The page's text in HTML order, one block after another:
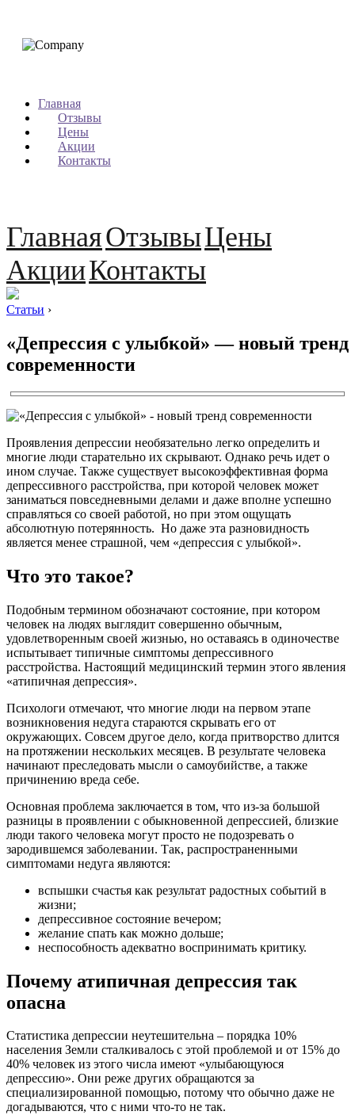
Главная
Отзывы
Цены
Акции
Контакты
ГлавнаяОтзывыЦены
АкцииКонтакты
Статьи ›
«Депрессия с улыбкой» — новый тренд
современности
Проявления депрессии необязательно легко определить и
многие люди старательно их скрывают. Однако речь идет о
ином случае. Также существует высокоэффективная форма
депрессивного расстройства, при которой человек может
заниматься повседневными делами и даже вполне успешно
справляться со своей работой, но при этом ощущать
абсолютную потерянность. Но даже эта разновидность
является менее страшной, чем «депрессия с улыбкой».
Что это такое?
Подобным термином обозначают состояние, при котором
человек на людях выглядит совершенно обычным,
удовлетворенным своей жизнью, но оставаясь в одиночестве
испытывает типичные симптомы депрессивного
расстройства. Настоящий медицинский термин этого явления
«атипичная депрессия».
Психологи отмечают, что многие люди на первом этапе
возникновения недуга стараются скрывать его от
окружающих. Совсем другое дело, когда притворство длится
на протяжении нескольких месяцев. В результате человека
начинают преследовать мысли о самоубийстве, а также
причинению вреда себе.
Основная проблема заключается в том, что из-за большой
разницы в проявлении с обыкновенной депрессией, близкие
люди такого человека могут просто не подозревать о
зародившемся заболевании. Так, распространенными
симптомами недуга являются:
вспышки счастья как результат радостных событий в
жизни;
депрессивное состояние вечером;
желание спать как можно дольше;
неспособность адекватно воспринимать критику.
Почему атипичная депрессия так
опасна
Статистика депрессии неутешительна – порядка 10%
населения Земли сталкивалось с этой проблемой и от 15% до
40% человек из этого числа имеют «улыбающуюся
депрессию». Они реже других обращаются за
специализированной помощью, потому что обычно даже не
догадываются, что с ними что-то не так.